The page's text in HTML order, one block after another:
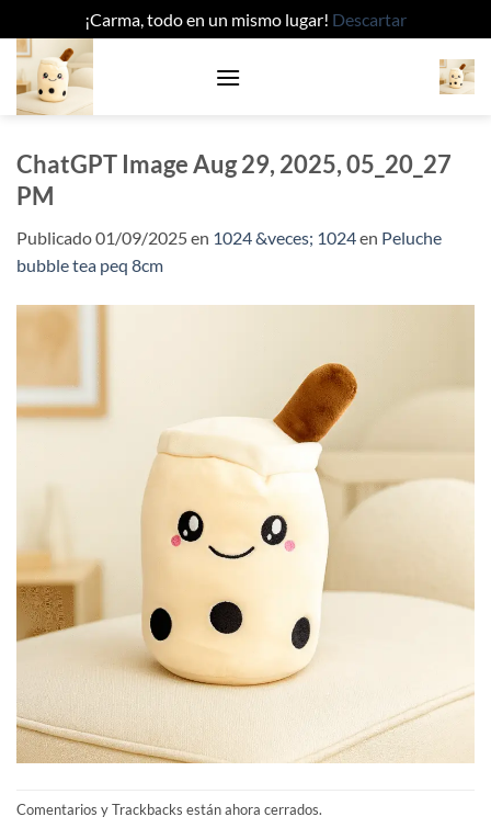
¡Carma, todo en un mismo lugar! Descartar
Saltar
contenido
ChatGPT Image Aug 29, 2025, 05_20_27
PM
Publicado01/09/2025en 1024 &veces; 1024en Peluche
bubble tea peq 8cm
Comentarios y Trackbacks están ahora cerrados.